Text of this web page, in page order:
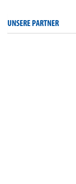
UNSERE PARTNER